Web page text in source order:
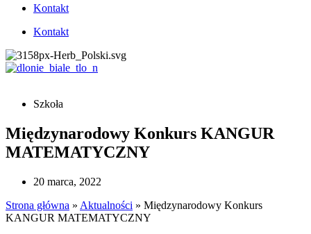
Kontakt
Kontakt
Szkoła
Międzynarodowy Konkurs KANGUR
MATEMATYCZNY
20 marca, 2022
Strona główna » Aktualności » Międzynarodowy Konkurs
KANGUR MATEMATYCZNY